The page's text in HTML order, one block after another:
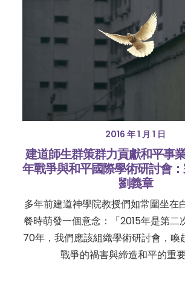
2016 年 1 月 1 日
建道師生群策群力貢獻和平事
年戰爭與和平國際學術研討會
劉義章
多年前建道神學院教授們如常圍坐在
餐時萌發一個意念：「2015年是第二
70年，我們應該組織學術研討會，喚
戰爭的禍害與締造和平的重